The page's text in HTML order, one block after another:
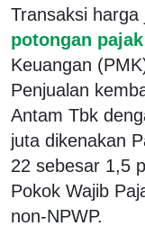
Transaksi harga
potongan pajak
Keuangan
Penjualan
Antam Tbk
juta dikenakan
22 sebesar 1,5
Pokok Wajib
non-NPWP.